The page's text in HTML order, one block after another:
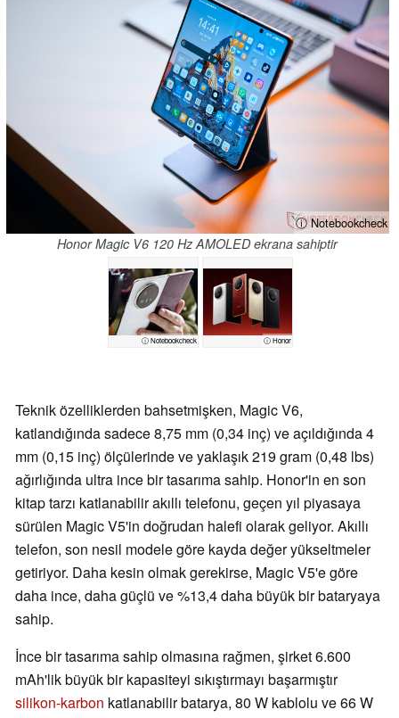
ⓘ Notebookcheck
Honor Magic V6 120 Hz AMOLED ekrana sahiptir
ⓘ Notebookcheck ⓘ Honor
Teknik özelliklerden bahsetmişken, Magic V6,
katlandığında sadece 8,75 mm (0,34 inç) ve açıldığında 4
mm (0,15 inç) ölçülerinde ve yaklaşık 219 gram (0,48 lbs)
ağırlığında ultra ince bir tasarıma sahip. Honor'in en son
kitap tarzı katlanabilir akıllı telefonu, geçen yıl piyasaya
sürülen Magic V5'in doğrudan halefi olarak geliyor. Akıllı
telefon, son nesil modele göre kayda değer yükseltmeler
getiriyor. Daha kesin olmak gerekirse, Magic V5'e göre
daha ince, daha güçlü ve %13,4 daha büyük bir bataryaya
sahip.
İnce bir tasarıma sahip olmasına rağmen, şirket 6.600
mAh'lik büyük bir kapasiteyi sıkıştırmayı başarmıştır
silikon-karbon katlanabilir batarya, 80 W kablolu ve 66 W